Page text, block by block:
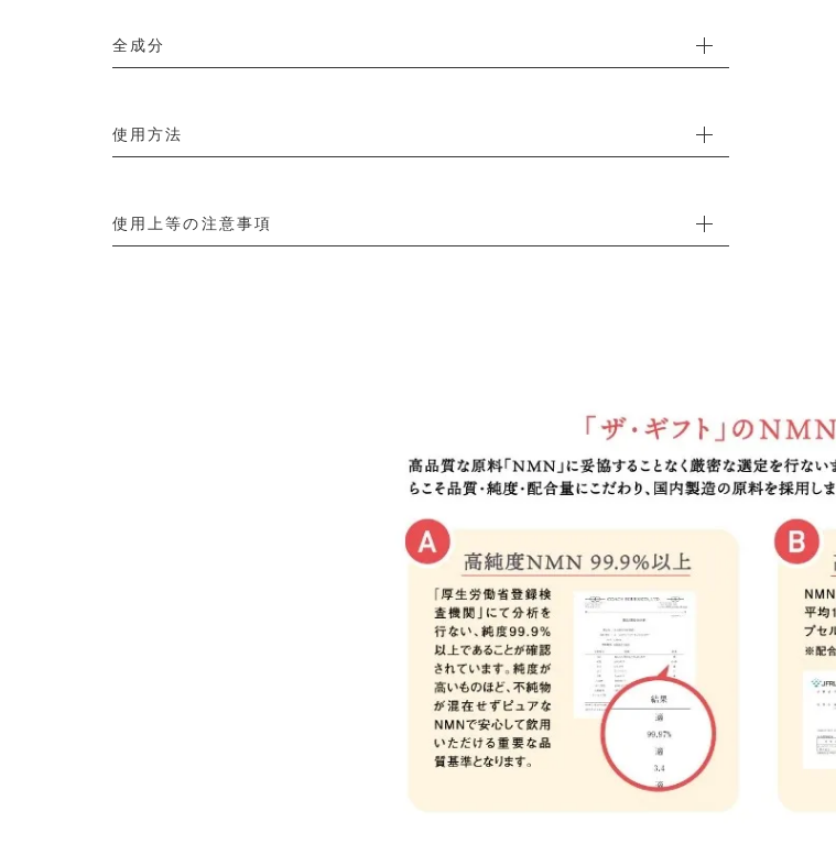
全成分
使用方法
使用上等の注意事項